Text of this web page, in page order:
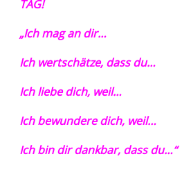
TAG!
„Ich mag an dir…
Ich wertschätze, dass du…
Ich liebe dich, weil…
Ich bewundere dich, weil…
Ich bin dir dankbar, dass du…“